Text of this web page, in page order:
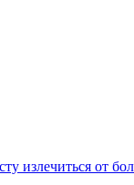
излечиться от